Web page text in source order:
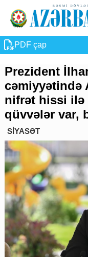
PDF çap
Prezident
cəmiyyətində
nifrət hissi ilə
qüvvələr var,
SİYASƏT